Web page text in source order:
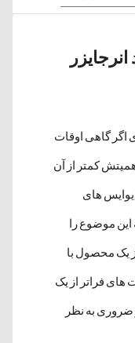
اگر گاهی اوقات
کمتر از آن
های
موضوع را
یک محصول با
های فراتر از یک
به نظر